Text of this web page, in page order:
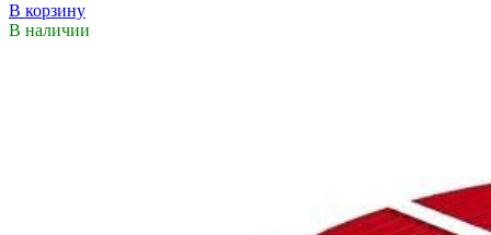
В корзину
В наличии